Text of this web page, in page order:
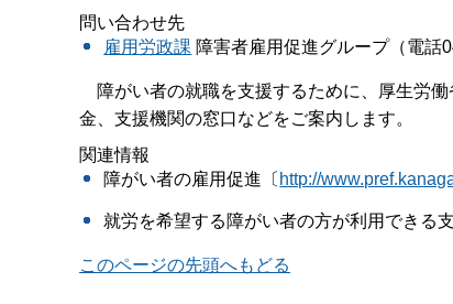
問い合わせ先
雇用労政課 障害者雇用促進グループ（電話
障がい者の就職を支援するために、厚生労
金、支援機関の窓口などをご案内します。
関連情報
障がい者の雇用促進〔 http://
就労を希望する障がい者の方が利用できる
このページの先頭へもどる